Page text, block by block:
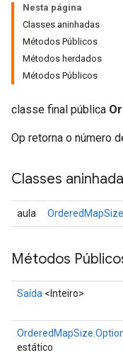
Nesta página
Classes aninhadas
Métodos Públicos
Métodos herdados
Métodos Públicos
classe final pública
Op retorna o número
Classes
aula
Métodos
Saída <Inteiro>
estático